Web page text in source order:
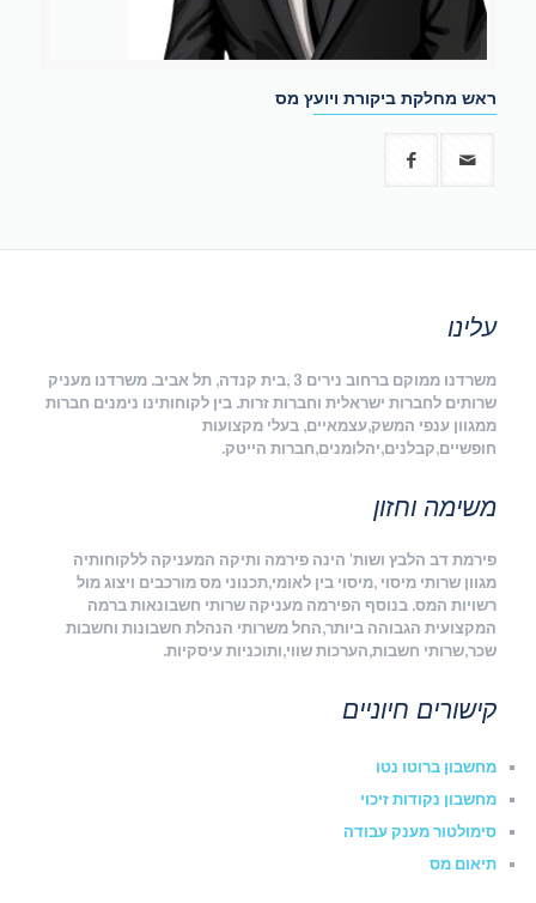
ראש מחלקת ביקורת ויועץ מס
עלינו
משרדנו ממוקם ברחוב נירים 3 ,בית קנדה, תל אביב. משרדנו מעניק
שרותים לחברות ישראלית וחברות זרות. בין לקוחותינו נימנים חברות
ממגוון ענפי המשק,עצמאיים, בעלי מקצועות
חופשיים,קבלנים,יהלומנים,חברות הייטק.
משימה וחזון
פירמת דב הלבץ ושות' הינה פירמה ותיקה המעניקה ללקוחותיה
מגוון שרותי מיסוי ,מיסוי בין לאומי,תכנוני מס מורכבים ויצוג מול
רשויות המס. בנוסף הפירמה מעניקה שרותי חשבונאות ברמה
המקצועית הגבוהה ביותר,החל משרותי הנהלת חשבונות וחשבות
שכר,שרותי חשבות,הערכות שווי,ותוכניות עיסקיות.
קישורים חיוניים
מחשבון ברוטו נטו
מחשבון נקודות זיכוי
סימולטור מענק עבודה
תיאום מס